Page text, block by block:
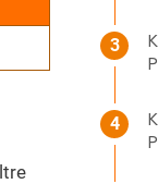
3
4